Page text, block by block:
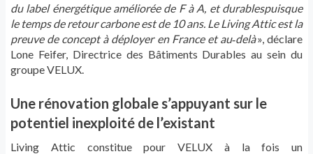
du label énergétique améliorée de F à A, et durablespuisque
le temps de retour carbone est de 10 ans. Le Living Attic est la
preuve de concept à déployer en France et au‑delà», déclare
Lone Feifer, Directrice des Bâtiments Durables au sein du
groupe VELUX.
Une rénovation globale s’appuyant sur le
potentiel inexploité de l’existant
Living Attic constitue pour VELUX à la fois
un